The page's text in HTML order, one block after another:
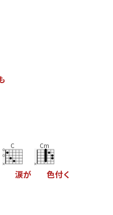
C
涙が
Cm
色付く